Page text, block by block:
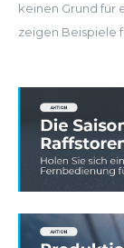
keinen Grund für
zeigen Beispiele